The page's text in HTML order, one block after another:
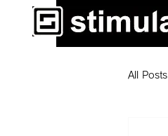
All Posts